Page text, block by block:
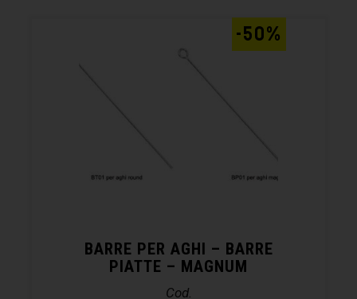
BARRE PER AGHI – BARRE
PIATTE – MAGNUM
Cod.
-50%